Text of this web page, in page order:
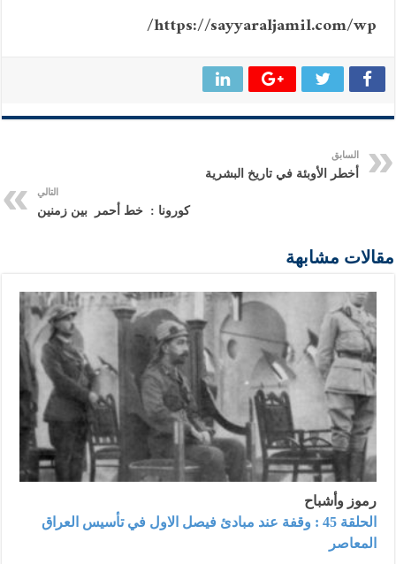
https://sayyaraljamil.com/wp/
السابق
أخطر الأوبئة في تاريخ البشرية
التالي
كورونا : خط أحمر بين زمنين
مقالات مشابهة
رموز وأشباح
الحلقة 45 : وقفة عند مبادئ فيصل الاول في تأسيس العراق
المعاصر